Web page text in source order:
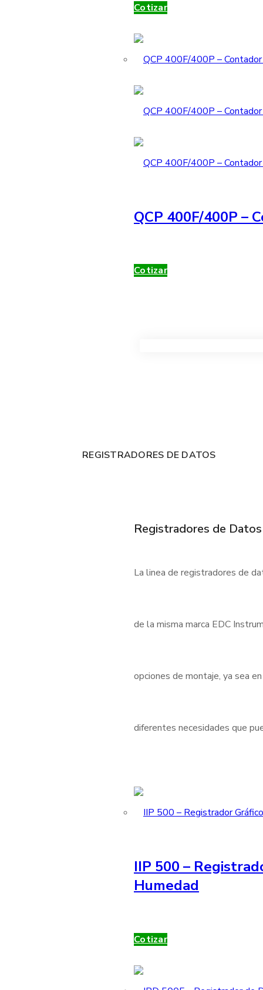
Cotizar
QCP 400F/400P –
Cotizar
REGISTRADORES DE DATOS
Registradores de Datos
La linea de registradores de
de la misma marca EDC
opciones de montaje, ya sea
diferentes necesidades que
IIP 500 –
Humedad
Cotizar